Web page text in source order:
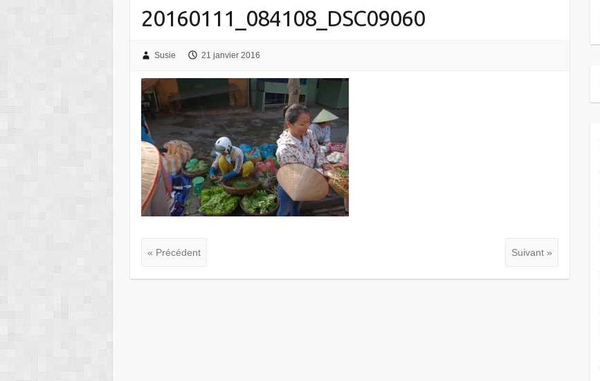
20160111_084108_DSC09060
Susie 21 janvier 2016
« Précédent Suivant »